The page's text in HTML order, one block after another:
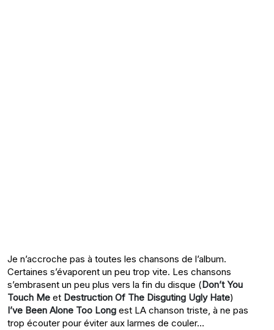
Je n’accroche pas à toutes les chansons de l’album.
Certaines s’évaporent un peu trop vite. Les chansons
s’embrasent un peu plus vers la fin du disque ( Don’t You
Touch Me et Destruction Of The Disguting Ugly Hate)
I’ve Been Alone Too Long est LA chanson triste, à ne pas
trop écouter pour éviter aux larmes de couler…